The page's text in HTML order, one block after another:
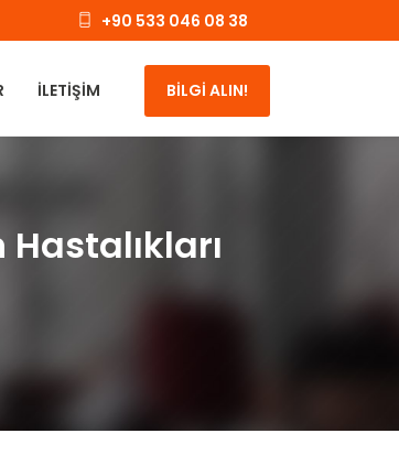
+90 533 046 08 38
İLETIŞIM BİLGİ ALIN!